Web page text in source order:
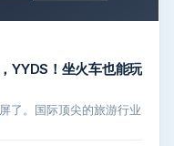
YYDS！坐火车也能玩
了。国际顶尖的旅游行业